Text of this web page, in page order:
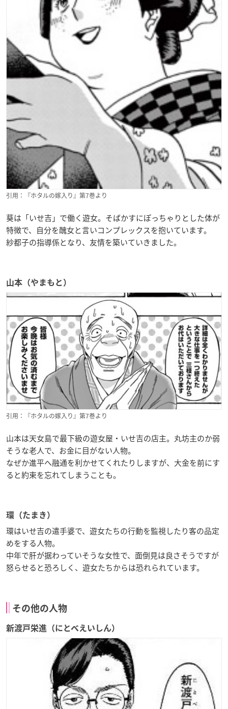
引用：『ホタルの嫁入り』第7巻より
葵は「いせ吉」で働く遊女。そばかすにぽっちゃりとした体が
特徴で、自分を醜女と言いコンプレックスを抱いています。
紗都子の指導係となり、友情を築いていきました。
山本（やまもと）
引用：『ホタルの嫁入り』第7巻より
山本は天女島で最下級の遊女屋・いせ吉の店主。丸坊主のか弱
そうな老人で、お金に目がない人物。
なぜか進平へ融通を利かせてくれたりしますが、大金を前にす
ると約束を忘れてしまうことも。
環（たまき）
環はいせ吉の遣手婆で、遊女たちの行動を監視したり客の品定
めをする人物。
中年で肝が据わっていそうな女性で、面倒見は良さそうですが
怒らせると恐ろしく、遊女たちからは恐れられています。
その他の人物
新渡戸栄進（にとべえいしん）